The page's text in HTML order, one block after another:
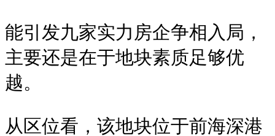
能引发九家实力房企争相入局，
主要还是在于地块素质足够优
越。
从区位看，该地块位于前海深港